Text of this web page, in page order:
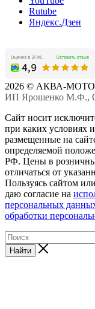
Rutube
Яндекс.Дзен
2026 © АКВА-
ИП Ярошенко М.Ф.,
Сайт носит
при каких условиях
размещенные на
определяемой
РФ. Цены в
отличаться от
Пользуясь сайтом
даю согласие на
персональных
обработки
Найти